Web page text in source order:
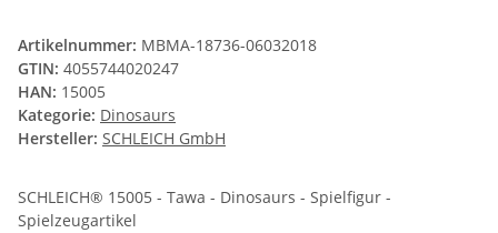
Artikelnummer: MBMA-18736-06032018
GTIN: 4055744020247
HAN: 15005
Kategorie: Dinosaurs
Hersteller: SCHLEICH GmbH
SCHLEICH® 15005 - Tawa - Dinosaurs - Spielfigur -
Spielzeugartikel